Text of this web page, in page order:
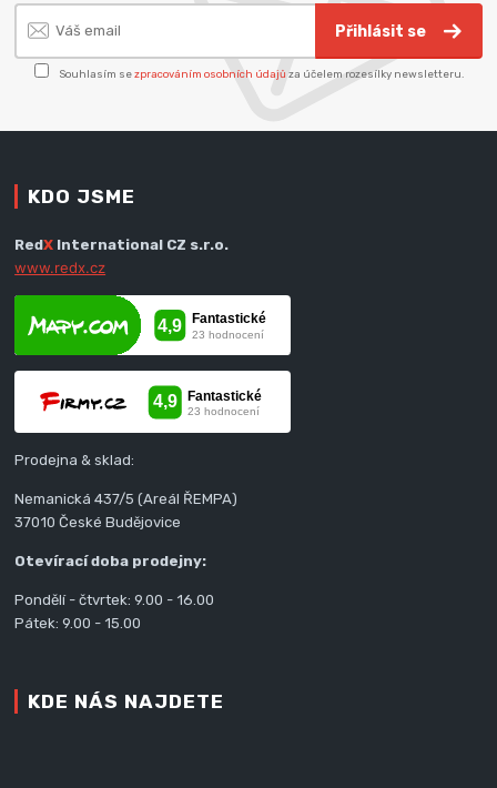
Přihlásit se
Souhlasím sezpracováním osobních údajů za účelem rozesílky newsletteru.
KDO JSME
RedX International CZ s.r.o.
www.redx.cz
Prodejna & sklad:
Nemanická 437/5 (Areál ŘEMPA)
37010 České Budějovice
Otevírací doba prodejny:
Pondělí - čtvrtek: 9.00 - 16.00
Pátek: 9.00 - 15.00
KDE NÁS NAJDETE